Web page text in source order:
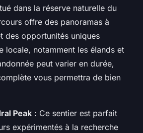
dans la réserve naturelle du
offre des panoramas à
des opportunités uniques
locale, notamment les élands et
peut varier en durée,
vous permettra de bien
Peak : Ce sentier est parfait
expérimentés à la recherche